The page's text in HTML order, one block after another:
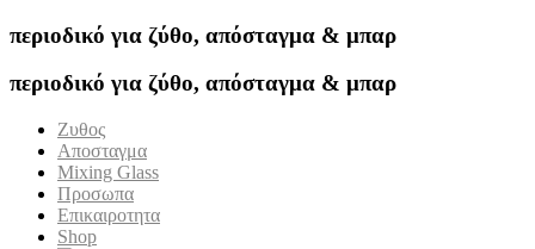
περιοδικό για ζύθο, απόσταγμα & μπαρ
περιοδικό για ζύθο, απόσταγμα & μπαρ
Ζυθος
Αποσταγμα
Mixing Glass
Προσωπα
Επικαιροτητα
Shop